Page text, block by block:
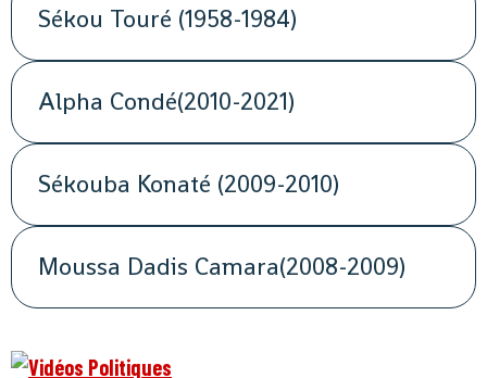
Sékou Touré (1958-1984)
Alpha Condé(2010-2021)
Sékouba Konaté (2009-2010)
Moussa Dadis Camara(2008-2009)